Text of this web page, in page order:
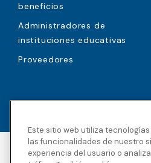
beneficios
Administradores de
instituciones educativas
Proveedores
Accesibilidad
Este sitio web utiliza
las funcionalidades de nuestro
experiencia del usuario o